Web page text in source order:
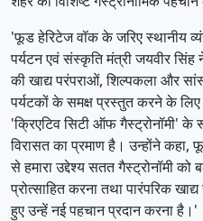
'फूड हेरिटेज वॉक के जरिए स्थानीय
पर्यटन एवं संस्कृति मंत्री जयवीर सिंह
की खाद्य परंपराओं, शिल्पकला और
पर्यटकों के समक्ष प्रस्तुत करने के
'क्रिएटिव सिटी ऑफ गैस्ट्रोनॉमी' के
विरासत का प्रमाण है। उन्होंने
से हमारा उद्देश्य सतत गैस्ट्रोनॉमी को
प्रोत्साहित करना तथा पारंपरिक
हुए उन्हें नई पहचान प्रदान करना है।'